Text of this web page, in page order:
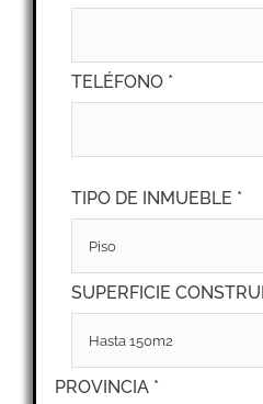
TELÉFONO *
TIPO DE INMUEBLE *
SUPERFICIE
PROVINCIA *